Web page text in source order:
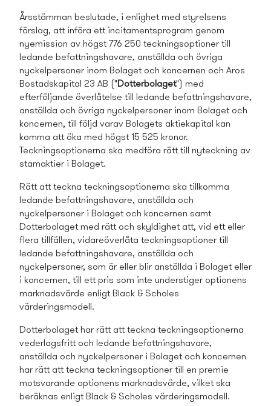
Årsstämman beslutade, i enlighet med styrelsens
förslag, att införa ett incitaments­program genom
nyemission av högst 776 250 teckningsoptioner till
ledande befattningshavare, anställda och övriga
nyckelpersoner inom Bolaget och koncernen och Aros
Bostads­kapital 23 AB ("Dotterbolaget") med
efterföljande överlåtelse till ledande befattningshavare,
anställda och övriga nyckelpersoner inom Bolaget och
koncernen, till följd varav Bolagets aktiekapital kan
komma att öka med högst 15 525 kronor.
Teckningsoptionerna ska medföra rätt till nyteckning av
stamaktier i Bolaget.
Rätt att teckna teckningsoptionerna ska tillkomma
ledande befattningshavare, anställda och
nyckelpersoner i Bolaget och koncernen samt
Dotterbolaget med rätt och skyldighet att, vid ett eller
flera tillfällen, vidareöverlåta teckningsoptioner till
ledande befattningshavare, anställda och
nyckelpersoner, som är eller blir anställda i Bolaget eller
i koncernen, till ett pris som inte understiger optionens
marknadsvärde enligt Black & Scholes
värderingsmodell.
Dotterbolaget har rätt att teckna teckningsoptionerna
vederlagsfritt och ledande befattningshavare,
anställda och nyckelpersoner i Bolaget och koncernen
har rätt att teckna teckningsoptioner till en premie
motsvarande optionens marknadsvärde, vilket ska
beräknas enligt Black & Scholes värderingsmodell.